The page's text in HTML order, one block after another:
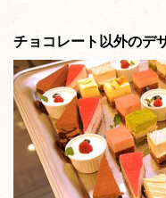
チョコレート以外のデ